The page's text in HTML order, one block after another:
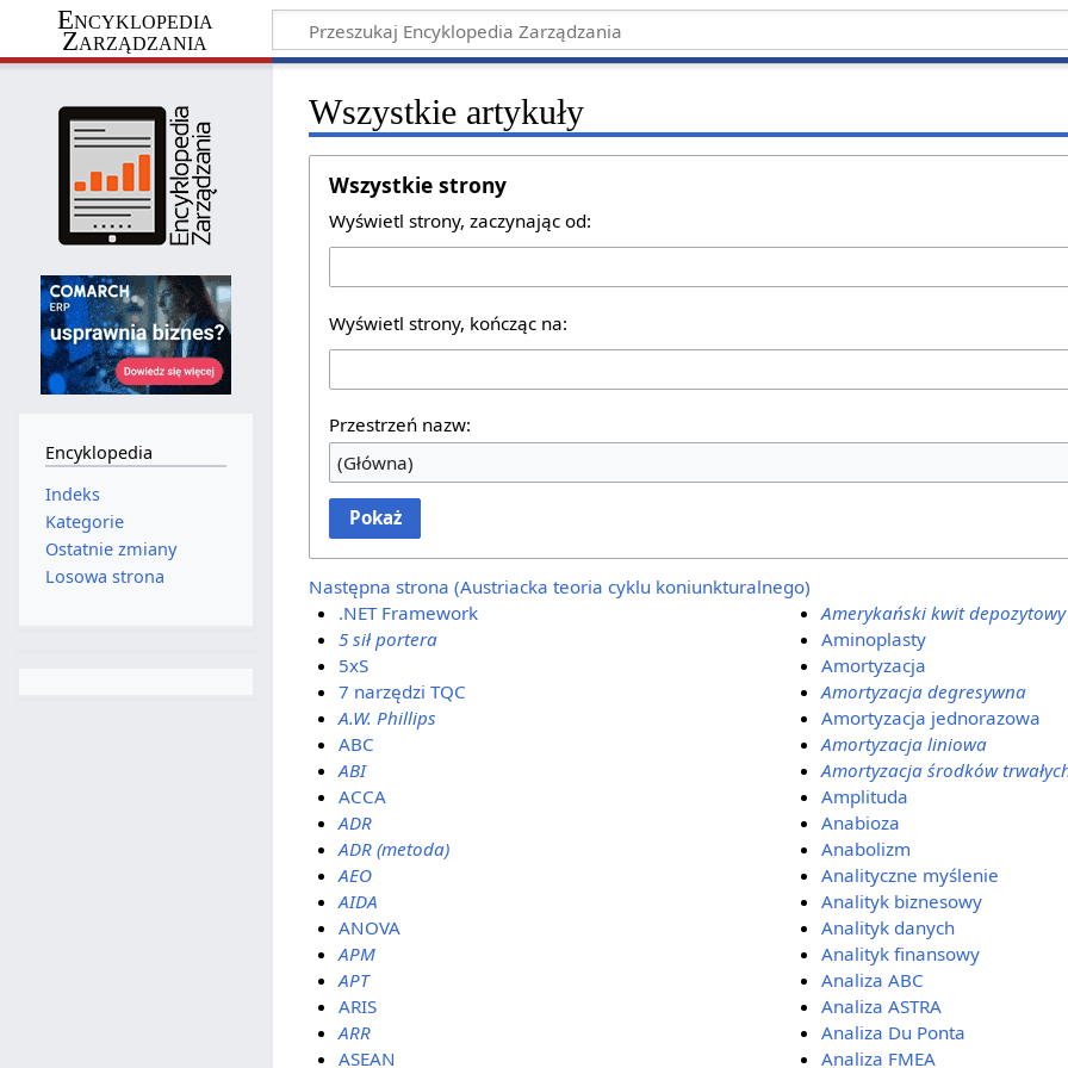
Encyklopedia
Zarządzania
Wszystkie artykuły
Wszystkie strony
Wyświetl strony, zaczynając od:
Wyświetl strony, kończąc na:
Przestrzeń nazw:
(Główna)
Pokaż
Następna strona (Austriacka teoria cyklu koniunkturalnego)
.NET Framework
5 sił portera
5xS
7 narzędzi TQC
A.W. Phillips
ABC
ABI
ACCA
ADR
ADR (metoda)
AEO
AIDA
ANOVA
APM
APT
ARIS
ARR
ASEAN
Amerykański kwit depozytowy
Aminoplasty
Amortyzacja
Amortyzacja degresywna
Amortyzacja jednorazowa
Amortyzacja liniowa
Amortyzacja środków
Amplituda
Anabioza
Anabolizm
Analityczne myślenie
Analityk biznesowy
Analityk danych
Analityk finansowy
Analiza ABC
Analiza ASTRA
Analiza Du Ponta
Analiza FMEA
Encyklopedia
Indeks
Kategorie
Ostatnie zmiany
Losowa strona